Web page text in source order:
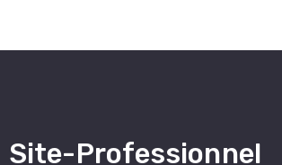
Site-Professionnel